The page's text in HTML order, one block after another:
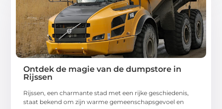
Ontdek de magie van de dumpstore in
Rijssen
Rijssen, een charmante stad met een rijke geschiedenis,
staat bekend om zijn warme gemeenschapsgevoel en